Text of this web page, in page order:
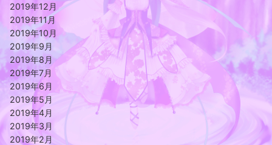
2019年12月
2019年11月
2019年10月
2019年9月
2019年8月
2019年7月
2019年6月
2019年5月
2019年4月
2019年3月
2019年2月